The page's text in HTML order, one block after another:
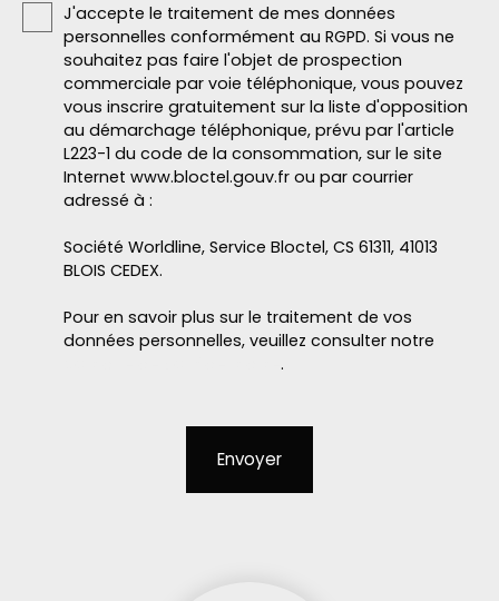
J'accepte le traitement de mes données
personnelles conformément au RGPD. Si vous ne
souhaitez pas faire l'objet de prospection
commerciale par voie téléphonique, vous pouvez
vous inscrire gratuitement sur la liste d'opposition
au démarchage téléphonique, prévu par l'article
L223-1 du code de la consommation, sur le site
Internet www.bloctel.gouv.fr ou par courrier
adressé à :
Société Worldline, Service Bloctel, CS 61311, 41013
BLOIS CEDEX.
Pour en savoir plus sur le traitement de vos
données personnelles, veuillez consulter notre
.
Envoyer